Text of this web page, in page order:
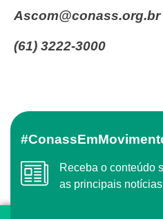
ascom@conass.org.br
(61) 3222-3000
Receba o conteúdo semanal do Conass com
as principais